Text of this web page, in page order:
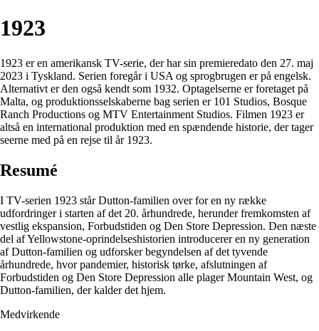
1923
1923 er en amerikansk TV-serie, der har sin premieredato den 27. maj
2023 i Tyskland. Serien foregår i USA og sprogbrugen er på engelsk.
Alternativt er den også kendt som 1932. Optagelserne er foretaget på
Malta, og produktionsselskaberne bag serien er 101 Studios, Bosque
Ranch Productions og MTV Entertainment Studios. Filmen 1923 er
altså en international produktion med en spændende historie, der tager
seerne med på en rejse til år 1923.
Resumé
I TV-serien 1923 står Dutton-familien over for en ny række
udfordringer i starten af det 20. århundrede, herunder fremkomsten af
vestlig ekspansion, Forbudstiden og Den Store Depression. Den næste
del af Yellowstone-oprindelseshistorien introducerer en ny generation
af Dutton-familien og udforsker begyndelsen af det tyvende
århundrede, hvor pandemier, historisk tørke, afslutningen af
Forbudstiden og Den Store Depression alle plager Mountain West, og
Dutton-familien, der kalder det hjem.
Medvirkende